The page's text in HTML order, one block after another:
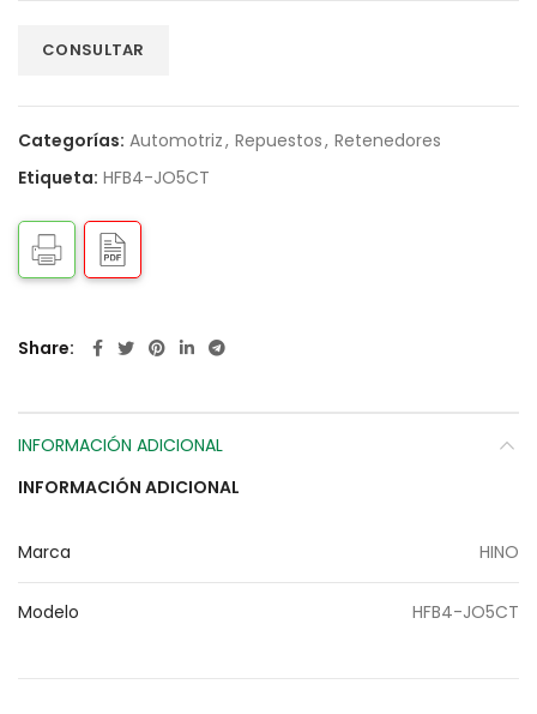
Categorías: Automotriz, Repuestos, Retenedores
Etiqueta: HFB4-JO5CT
Share
INFORMACIÓN ADICIONAL
INFORMACIÓN ADICIONAL
Marca HINO
Modelo HFB4-JO5CT